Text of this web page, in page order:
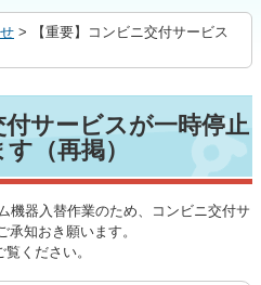
> 【重要】コンビニ交付サービス
付サービスが一時停止
（再掲）
機器入替作業のため、コンビニ交付サ
知おき願います。
覧ください。